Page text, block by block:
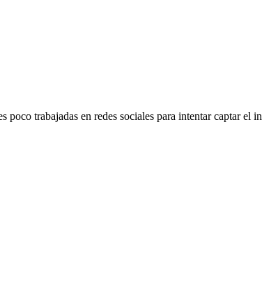
trabajadas en redes sociales para intentar captar el